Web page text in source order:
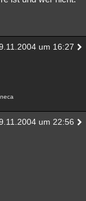
um 16:27
um 22:56